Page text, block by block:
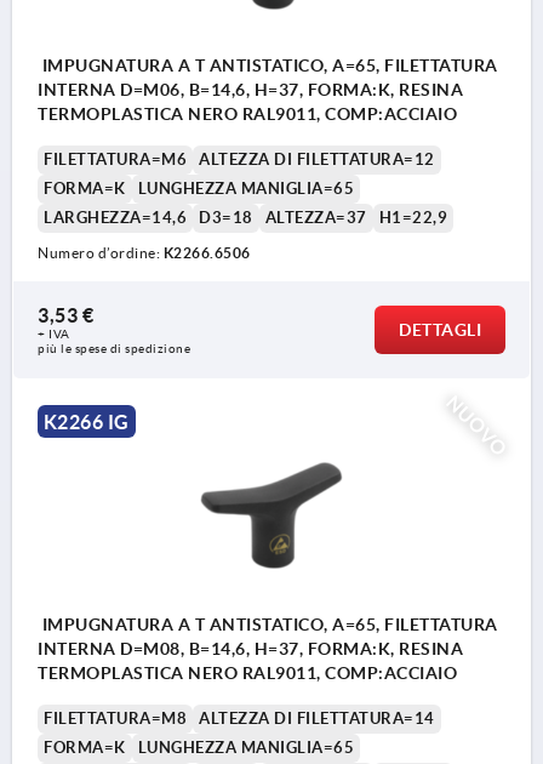
IMPUGNATURA A T ANTISTATICO, A=65, FILETTATURA
INTERNA D=M06, B=14,6, H=37, FORMA:K, RESINA
TERMOPLASTICA NERO RAL9011, COMP:ACCIAIO
FILETTATURA=M6
ALTEZZA DI FILETTATURA=12
FORMA=K
LUNGHEZZA MANIGLIA=65
LARGHEZZA=14,6
D3=18 ALTEZZA=37 H1=22,9
Numero d’ordine: K2266.6506
3,53 €
+ IVA
più le spese di spedizione
DETTAGLI
NUOVO
K2266 IG
IMPUGNATURA A T ANTISTATICO, A=65, FILETTATURA
INTERNA D=M08, B=14,6, H=37, FORMA:K, RESINA
TERMOPLASTICA NERO RAL9011, COMP:ACCIAIO
FILETTATURA=M8
ALTEZZA DI FILETTATURA=14
FORMA=K
LUNGHEZZA MANIGLIA=65